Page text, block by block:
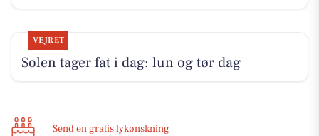
VEJRET
Solen tager fat i dag: lun og tør dag
Send en gratis lykønskning